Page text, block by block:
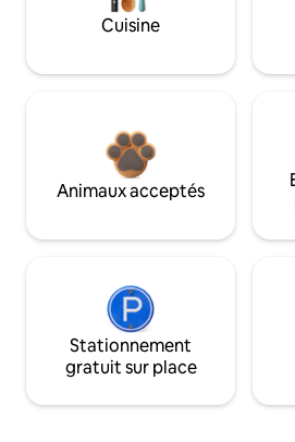
Cuisine
Animaux acceptés
Stationnement
gratuit sur place